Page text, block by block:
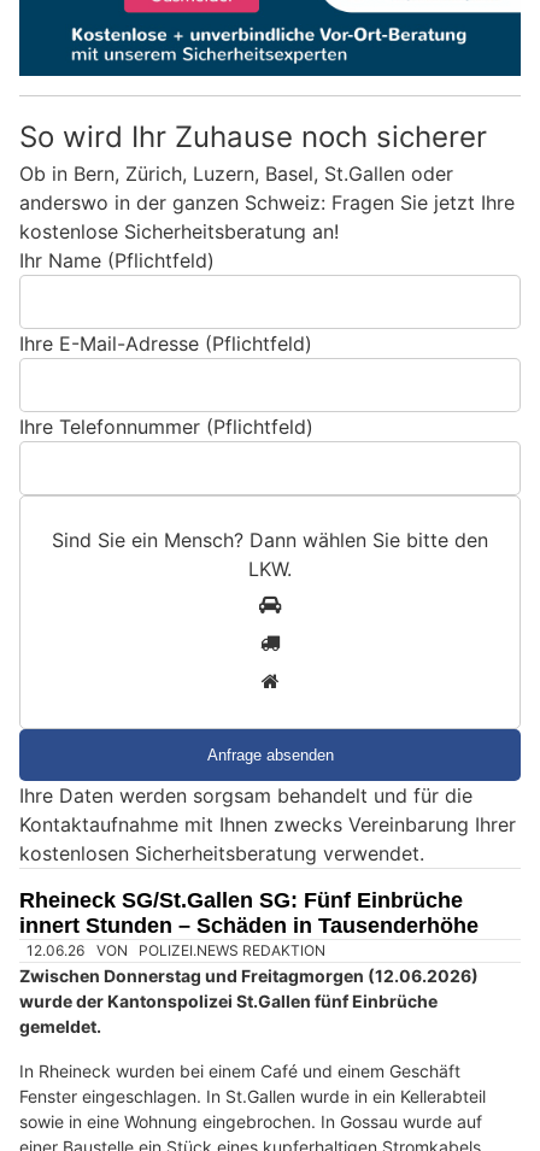
So wird Ihr Zuhause noch sicherer
Ob in Bern, Zürich, Luzern, Basel, St.Gallen oder
anderswo in der ganzen Schweiz: Fragen Sie jetzt Ihre
kostenlose Sicherheitsberatung an!
Ihr Name (Pflichtfeld)
Ihre E-Mail-Adresse (Pflichtfeld)
Ihre Telefonnummer (Pflichtfeld)
Sind Sie ein Mensch? Dann wählen Sie bitte den
LKW.
e
i
n
e
n
s
c
h
?
D
a
n
Ihre Daten werden sorgsam behandelt und für die
Kontaktaufnahme mit Ihnen zwecks Vereinbarung Ihrer
kostenlosen Sicherheitsberatung verwendet.
Rheineck SG/St.Gallen SG: Fünf Einbrüche
innert Stunden – Schäden in Tausenderhöhe
12.06.26 VON POLIZEI.NEWS REDAKTION
Zwischen Donnerstag und Freitagmorgen (12.06.2026)
wurde der Kantonspolizei St.Gallen fünf Einbrüche
gemeldet.
In Rheineck wurden bei einem Café und einem Geschäft
Fenster eingeschlagen. In St.Gallen wurde in ein Kellerabteil
sowie in eine Wohnung eingebrochen. In Gossau wurde auf